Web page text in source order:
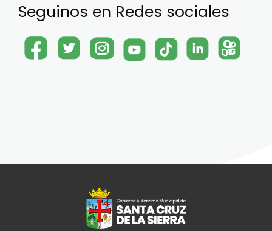
Seguinos en Redes sociales